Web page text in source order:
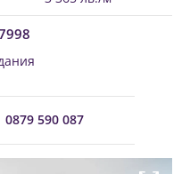
0879 590 087